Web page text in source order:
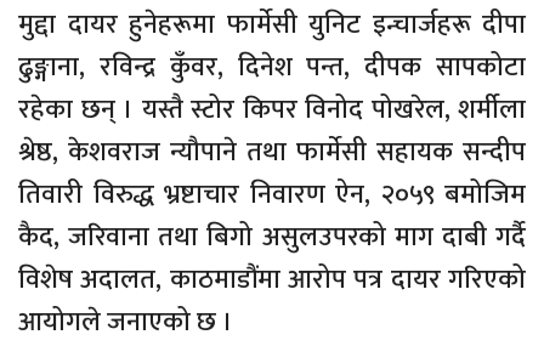
मुद्दा दायर हुनेहरूमा फार्मेसी युनिट इन्चार्जहरू दीपा
ढुङ्गाना, रविन्द्र कुँवर, दिनेश पन्त, दीपक सापकोटा
रहेका छन् । यस्तै स्टोर किपर विनोद पोखरेल, शर्मीला
श्रेष्ठ, केशवराज न्यौपाने तथा फार्मेसी सहायक सन्दीप
तिवारी विरुद्ध भ्रष्टाचार निवारण ऐन, २०५९ बमोजिम
कैद, जरिवाना तथा बिगो असुलउपरको माग दाबी गर्दै
विशेष अदालत, काठमाडौंमा आरोप पत्र दायर गरिएको
आयोगले जनाएको छ ।